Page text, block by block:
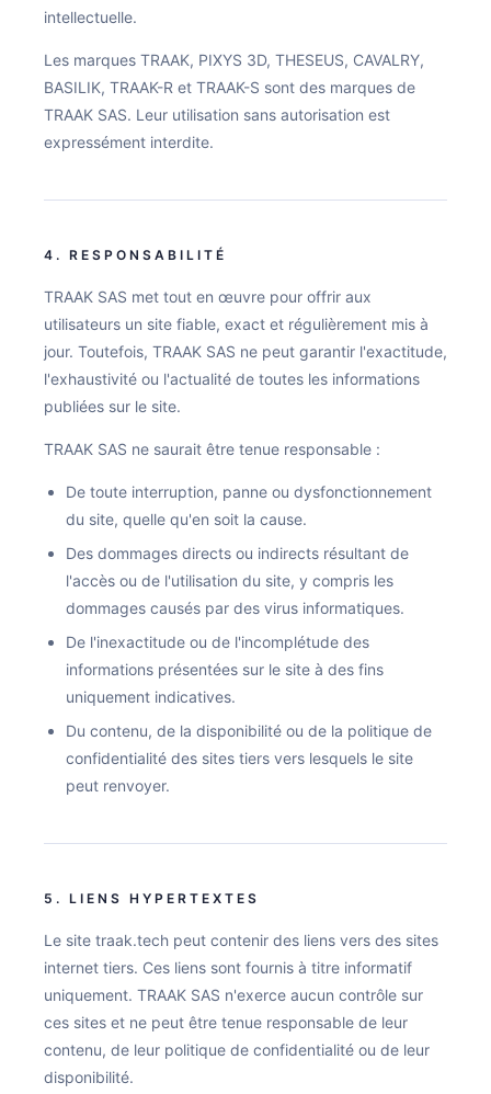
intellectuelle.
Les marques TRAAK, PIXYS 3D, THESEUS, CAVALRY,
BASILIK, TRAAK-R et TRAAK-S sont des marques de
TRAAK SAS. Leur utilisation sans autorisation est
expressément interdite.
4. RESPONSABILITÉ
TRAAK SAS met tout en œuvre pour offrir aux
utilisateurs un site fiable, exact et régulièrement mis à
jour. Toutefois, TRAAK SAS ne peut garantir l'exactitude,
l'exhaustivité ou l'actualité de toutes les informations
publiées sur le site.
TRAAK SAS ne saurait être tenue responsable :
De toute interruption, panne ou dysfonctionnement
du site, quelle qu'en soit la cause.
Des dommages directs ou indirects résultant de
l'accès ou de l'utilisation du site, y compris les
dommages causés par des virus informatiques.
De l'inexactitude ou de l'incomplétude des
informations présentées sur le site à des fins
uniquement indicatives.
Du contenu, de la disponibilité ou de la politique de
confidentialité des sites tiers vers lesquels le site
peut renvoyer.
5. LIENS HYPERTEXTES
Le site traak.tech peut contenir des liens vers des sites
internet tiers. Ces liens sont fournis à titre informatif
uniquement. TRAAK SAS n'exerce aucun contrôle sur
ces sites et ne peut être tenue responsable de leur
contenu, de leur politique de confidentialité ou de leur
disponibilité.